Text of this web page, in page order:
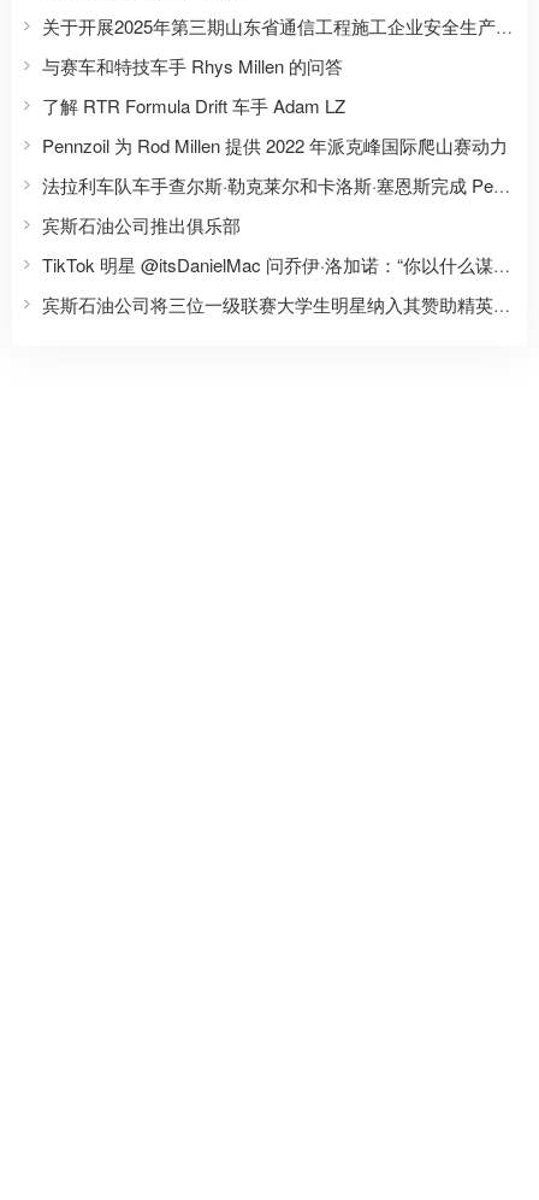
关于开展2025年第三期山东省通信工程施工企业安全生产知识考试工作的通知
与赛车和特技车手 Rhys Millen 的问答
了解 RTR Formula Drift 车手 Adam LZ
Pennzoil 为 Rod Millen 提供 2022 年派克峰国际爬山赛动力
法拉利车队车手查尔斯·勒克莱尔和卡洛斯·塞恩斯完成 Pennzoil 的“信任或挑战”挑战
宾斯石油公司推出俱乐部
TikTok 明星 @itsDanielMac 问乔伊·洛加诺：“你以什么谋生？”
宾斯石油公司将三位一级联赛大学生明星纳入其赞助精英运动员名单